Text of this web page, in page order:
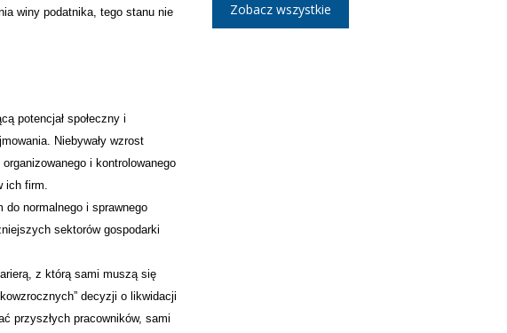
winy podatnika, tego stanu nie
potencjał społeczny i
Niebywały wzrost
i kontrolowanego
ich firm.
normalnego i sprawnego
sektorów gospodarki
z którą sami muszą się
decyzji o likwidacji
przyszłych pracowników, sami
Zobacz wszystkie